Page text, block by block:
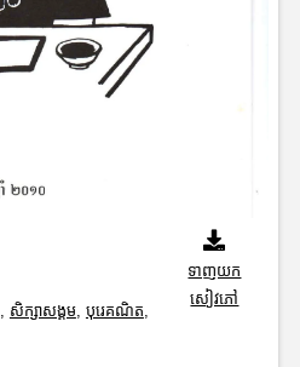
, សិក្សាសង្គម, បុរេគណិត,
ទាញយក
សៀវភៅ